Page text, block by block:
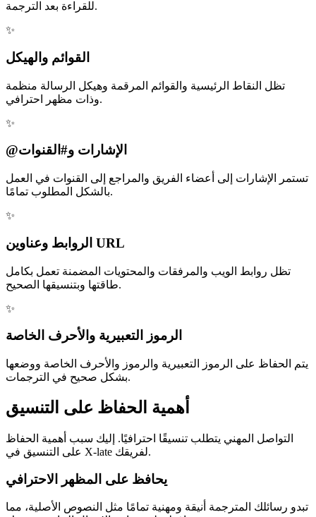
للقراءة بعد الترجمة.
✨
القوائم والهيكل
تظل النقاط الرئيسية والقوائم المرقمة وهيكل الرسالة منظمة
وذات مظهر احترافي.
✨
@الإشارات و#القنوات
تستمر الإشارات إلى أعضاء الفريق والمراجع إلى القنوات في العمل
بالشكل المطلوب تمامًا.
✨
الروابط وعناوين URL
تظل روابط الويب والمرفقات والمحتويات المضمنة تعمل بكامل
طاقتها وبتنسيقها الصحيح.
✨
الرموز التعبيرية والأحرف الخاصة
يتم الحفاظ على الرموز التعبيرية والرموز والأحرف الخاصة ووضعها
بشكل صحيح في الترجمات.
أهمية الحفاظ على التنسيق
التواصل المهني يتطلب تنسيقًا احترافيًا. إليك سبب أهمية الحفاظ
على التنسيق في X-late لفريقك.
يحافظ على المظهر الاحترافي
تبدو رسائلك المترجمة أنيقة ومهنية تمامًا مثل النصوص الأصلية، مما